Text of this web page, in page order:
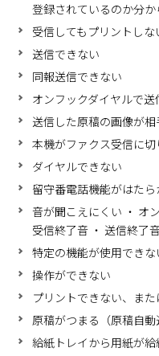
登録されているのか分か
受信してもプリントしな
送信できない
同報送信できない
オンフックダイヤルで送
送信した原稿の画像が
本機がファクス受信に
ダイヤルできない
留守番電話機能がはたら
音が聞こえにくい ・ オ
受信終了音 ・ 送信終了
特定の機能が使用できな
操作ができない
プリントできない、ま
原稿がつまる（原稿自動
給紙トレイから用紙が